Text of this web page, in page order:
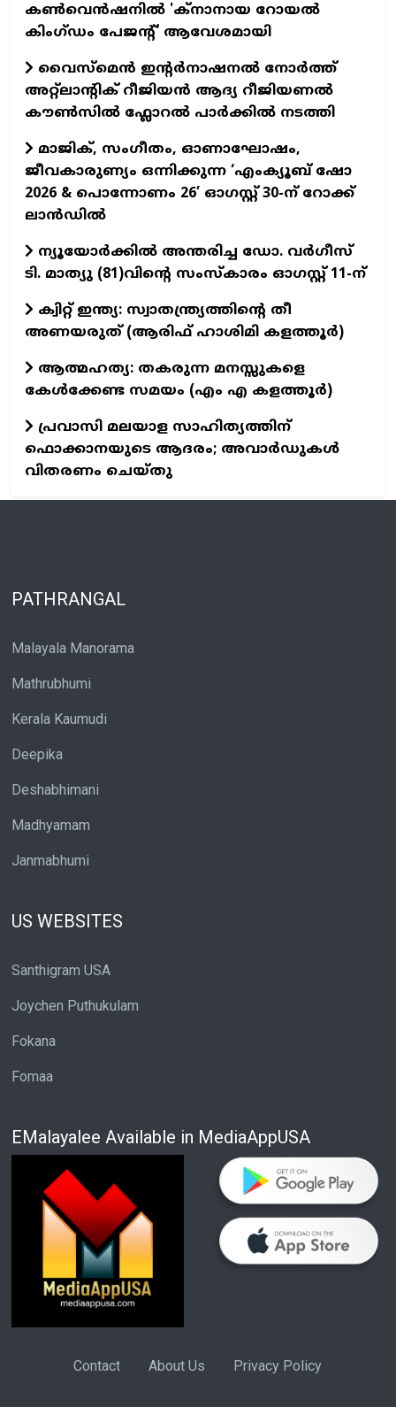
കൺവെൻഷനിൽ 'ക്നാനായ റോയൽ
കിംഗ്ഡം പേജന്റ്' ആവേശമായി
വൈസ്മെൻ ഇന്റർനാഷനൽ നോർത്ത്
അറ്റ്ലാന്റിക് റീജിയൻ ആദ്യ റീജിയണൽ
കൗൺസിൽ ഫ്ലോറൽ പാർക്കിൽ നടത്തി
മാജിക്, സംഗീതം, ഓണാഘോഷം,
ജീവകാരുണ്യം ഒന്നിക്കുന്ന ‘എംക്യൂബ് ഷോ
2026 & പൊന്നോണം 26’ ഓഗസ്റ്റ് 30-ന് റോക്ക്
ലാന്‍ഡില്‍
ന്യൂയോര്‍ക്കില്‍ അന്തരിച്ച ഡോ. വര്‍ഗീസ്
ടി. മാത്യു (81)വിന്റെ സംസ്‌കാരം ഓഗസ്റ്റ് 11-ന്‌
ക്വിറ്റ് ഇന്ത്യ: സ്വാതന്ത്ര്യത്തിന്റെ തീ
അണയരുത് (ആരിഫ് ഹാശിമി കളത്തൂർ)
ആത്മഹത്യ: തകരുന്ന മനസ്സുകളെ
കേൾക്കേണ്ട സമയം (എം എ കളത്തൂർ)
പ്രവാസി മലയാള സാഹിത്യത്തിന്
ഫൊക്കാനയുടെ ആദരം; അവാർഡുകൾ
വിതരണം ചെയ്തു
PATHRANGAL
Malayala Manorama
Mathrubhumi
Kerala Kaumudi
Deepika
Deshabhimani
Madhyamam
Janmabhumi
US WEBSITES
Santhigram USA
Joychen Puthukulam
Fokana
Fomaa
EMalayalee Available in MediaAppUSA
Contact About Us Privacy Policy